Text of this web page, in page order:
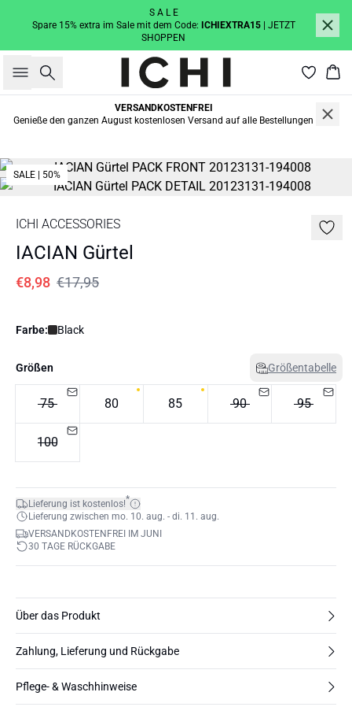
S A L E
Spare 15% extra im Sale mit dem Code: ICHIEXTRA15
| JETZT
SHOPPEN
Suche
VERSANDKOSTENFREI
Genieße den ganzen August kostenlosen Versand auf alle Bestellungen
SALE | 50%
ICHI ACCESSORIES
IACIAN Gürtel
€8,98 €17,95
Farbe: Black
Größen Größentabelle
75 80 85 90 95
100
Lieferung ist kostenlos!*
Lieferung zwischen mo. 10. aug. - di. 11. aug.
VERSANDKOSTENFREI IM JUNI
30 TAGE RÜCKGABE
Über das Produkt
Zahlung, Lieferung und Rückgabe
Pflege- & Waschhinweise